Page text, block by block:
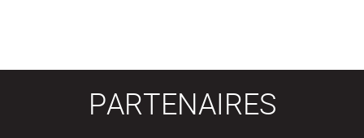
PARTENAIRES